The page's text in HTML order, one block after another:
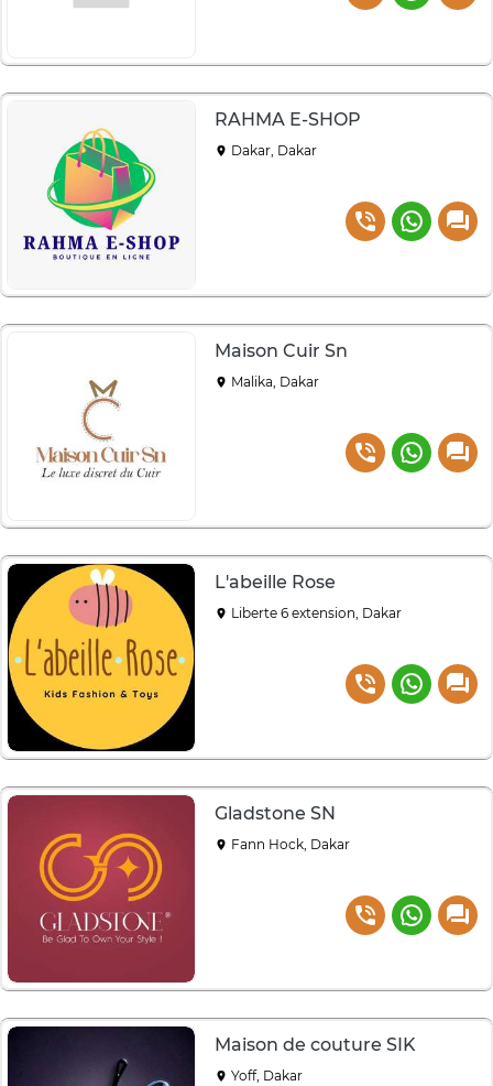
RAHMA E-SHOP
Dakar, Dakar
Maison Cuir Sn
Malika, Dakar
L'abeille Rose
Liberte 6 extension, Dakar
Gladstone SN
Fann Hock, Dakar
Maison de couture SIK
Yoff, Dakar